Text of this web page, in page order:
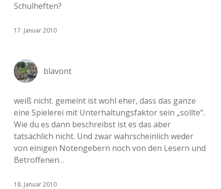
Schulheften?
17. Januar 2010
blavont
weiß nicht. gemeint ist wohl eher, dass das ganze
eine Spielerei mit Unterhaltungsfaktor sein „sollte“.
Wie du es dann beschreibst ist es das aber
tatsächlich nicht. Und zwar wahrscheinlich weder
von einigen Notengebern noch von den Lesern und
Betroffenen…
18. Januar 2010